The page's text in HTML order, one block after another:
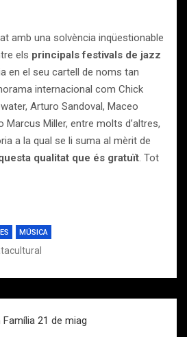
amb una solvència inqüestionable
els principals festivals de jazz
en el seu cartell de noms tan
internacional com Chick
Arturo Sandoval, Maceo
Marcus Miller, entre molts d’altres,
a la qual se li suma al mèrit de
qualitat que és gratuït. Tot
MÚSICA
21 de miag